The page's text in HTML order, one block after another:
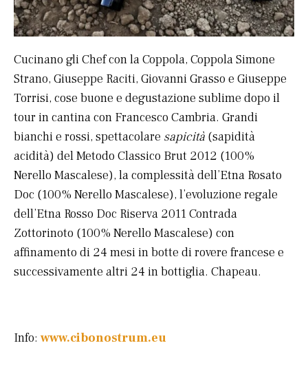
Cucinano gli Chef con la Coppola, Coppola Simone
Strano, Giuseppe Raciti, Giovanni Grasso e Giuseppe
Torrisi, cose buone e degustazione sublime dopo il
tour in cantina con Francesco Cambria. Grandi
bianchi e rossi, spettacolare sapicità (sapidità
acidità) del Metodo Classico Brut 2012 (100%
Nerello Mascalese), la complessità dell’Etna Rosato
Doc (100% Nerello Mascalese), l’evoluzione regale
dell’Etna Rosso Doc Riserva 2011 Contrada
Zottorinoto (100% Nerello Mascalese) con
affinamento di 24 mesi in botte di rovere francese e
successivamente altri 24 in bottiglia. Chapeau.
Info: www.cibonostrum.eu